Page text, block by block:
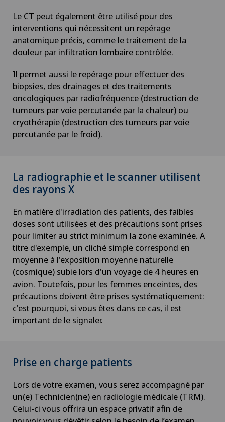
Le CT peut également être utilisé pour des
interventions qui nécessitent un repérage
anatomique précis, comme le traitement de la
douleur par infiltration lombaire contrôlée.
Il permet aussi le repérage pour effectuer des
biopsies, des drainages et des traitements
oncologiques par radiofréquence (destruction de
tumeurs par voie percutanée par la chaleur) ou
cryothérapie (destruction des tumeurs par voie
percutanée par le froid).
La radiographie et le scanner utilisent
des rayons X
En matière d'irradiation des patients, des faibles
doses sont utilisées et des précautions sont prises
pour limiter au strict minimum la zone examinée. A
titre d'exemple, un cliché simple correspond en
moyenne à l'exposition moyenne naturelle
(cosmique) subie lors d'un voyage de 4 heures en
avion. Toutefois, pour les femmes enceintes, des
précautions doivent être prises systématiquement:
c'est pourquoi, si vous êtes dans ce cas, il est
important de le signaler.
Prise en charge patients
Lors de votre examen, vous serez accompagné par
un(e) Technicien(ne) en radiologie médicale (TRM).
Celui-ci vous offrira un espace privatif afin de